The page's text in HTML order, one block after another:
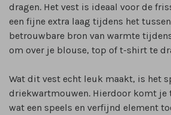
dragen. Het vest is ideaal voor de
een fijne extra laag tijdens het
betrouwbare bron van warmte
om over je blouse, top of t-shirt te
Wat dit vest echt leuk maakt, is het
driekwartmouwen. Hierdoor komt je
wat een speels en verfijnd element